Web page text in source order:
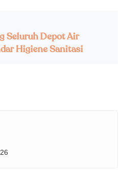
Seluruh Depot Air
Higiene Sanitasi